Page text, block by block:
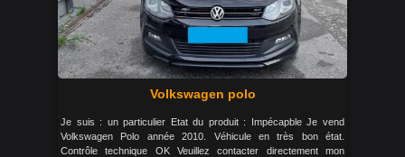
Volkswagen polo
Je suis : un particulier Etat du produit : Impécapble Je vend
Volkswagen Polo année 2010. Véhicule en très bon état.
Contrôle technique OK Veuillez contacter directement mon